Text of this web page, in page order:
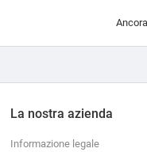
La nostra azienda
Informazione legale